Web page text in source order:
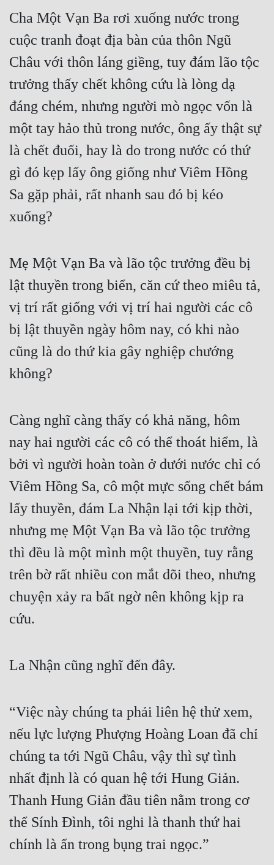
Cha Một Vạn Ba rơi xuống nước trong
cuộc tranh đoạt địa bàn của thôn Ngũ
Châu với thôn láng giềng, tuy đám lão tộc
trưởng thấy chết không cứu là lòng dạ
đáng chém, nhưng người mò ngọc vốn là
một tay hảo thủ trong nước, ông ấy thật sự
là chết đuối, hay là do trong nước có thứ
gì đó kẹp lấy ông giống như Viêm Hồng
Sa gặp phải, rất nhanh sau đó bị kéo
xuống?
Mẹ Một Vạn Ba và lão tộc trưởng đều bị
lật thuyền trong biển, căn cứ theo miêu tả,
vị trí rất giống với vị trí hai người các cô
bị lật thuyền ngày hôm nay, có khi nào
cũng là do thứ kia gây nghiệp chướng
không?
Càng nghĩ càng thấy có khả năng, hôm
nay hai người các cô có thể thoát hiểm, là
bởi vì người hoàn toàn ở dưới nước chỉ có
Viêm Hồng Sa, cô một mực sống chết bám
lấy thuyền, đám La Nhận lại tới kịp thời,
nhưng mẹ Một Vạn Ba và lão tộc trưởng
thì đều là một mình một thuyền, tuy rằng
trên bờ rất nhiều con mắt dõi theo, nhưng
chuyện xảy ra bất ngờ nên không kịp ra
cứu.
La Nhận cũng nghĩ đến đây.
“Việc này chúng ta phải liên hệ thử xem,
nếu lực lượng Phượng Hoàng Loan đã chỉ
chúng ta tới Ngũ Châu, vậy thì sự tình
nhất định là có quan hệ tới Hung Giản.
Thanh Hung Giản đầu tiên nằm trong cơ
thể Sính Đình, tôi nghi là thanh thứ hai
chính là ẩn trong bụng trai ngọc.”